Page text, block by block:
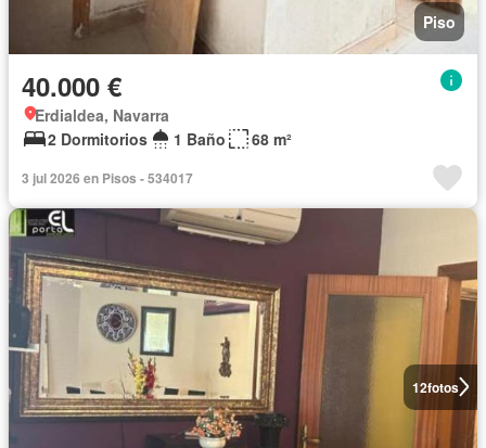
Piso
40.000 €
Erdialdea, Navarra
2 Dormitorios
1 Baño 68 m²
3 jul 2026 en Pisos - 534017
12fotos